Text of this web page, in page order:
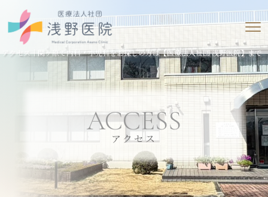
アクセス｜関ケ原で内科・小児科をお探しの方は【医療法人社団 浅野医院】まで
ACCESS
アクセス